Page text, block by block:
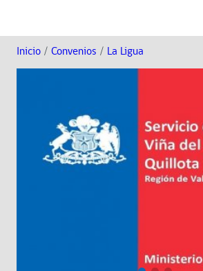
Inicio / Convenios / La Ligua